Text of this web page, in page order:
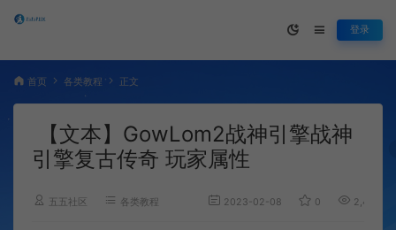
登录
首页 各类教程 正文
【文本】GowLom2战神引擎战神
引擎复古传奇 玩家属性
五五社区 各类教程 2023-02-08 0 2,480